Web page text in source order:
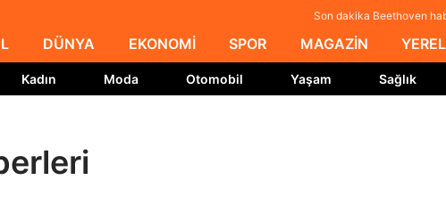
Son dakika Beethoven
DÜNYA EKONOMİ SPOR MAGAZİN YEREL
Kadın Moda Otomobil Yaşam Sağlık